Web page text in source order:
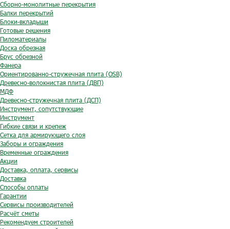
Сборно-монолитные перекрытия
Балки перекрытий
Блоки-вкладыши
Готовые решения
Пиломатериалы
Доска обрезная
Брус обрезной
Фанера
Ориентированно-стружечная плита (OSB)
Древесно-волокнистая плита (ДВП)
МДФ
Древесно-стружечная плита (ДСП)
Инструмент, сопутствующие
Инструмент
Гибкие связи и крепеж
Сетка для армирующего слоя
Заборы и ограждения
Временные ограждения
Акции
Доставка, оплата, сервисы
Доставка
Способы оплаты
Гарантии
Сервисы производителей
Расчёт сметы
Рекомендуем строителей